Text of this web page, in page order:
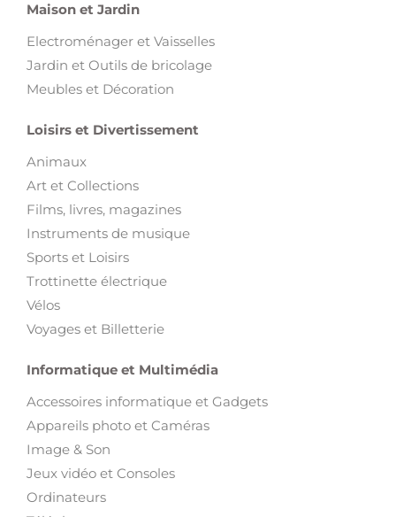
Maison et Jardin
Electroménager et Vaisselles
Jardin et Outils de bricolage
Meubles et Décoration
Loisirs et Divertissement
Animaux
Art et Collections
Films, livres, magazines
Instruments de musique
Sports et Loisirs
Trottinette électrique
Vélos
Voyages et Billetterie
Informatique et Multimédia
Accessoires informatique et Gadgets
Appareils photo et Caméras
Image & Son
Jeux vidéo et Consoles
Ordinateurs